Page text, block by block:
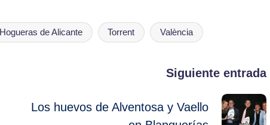
Hogueras de Alicante Torrent València
Siguiente entrada
Los huevos de Alventosa y Vaello